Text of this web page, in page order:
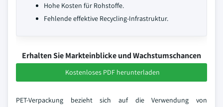
Hohe Kosten für Rohstoffe.
Fehlende effektive Recycling-Infrastruktur.
Erhalten Sie Markteinblicke und Wachstumschancen
Kostenloses PDF herunterladen
PET-Verpackung bezieht sich auf die Verwendung von